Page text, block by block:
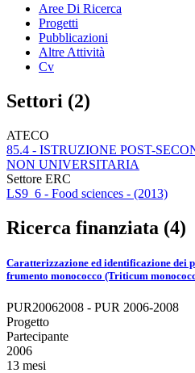
Aree Di Ricerca
Progetti
Pubblicazioni
Altre Attività
Cv
Settori (2)
ATECO
85.4 - ISTRUZIONE POST-
NON UNIVERSITARIA
Settore ERC
LS9_6 - Food sciences - (2013)
Ricerca finanziata (4)
Caratterizzazione ed identificazione dei
frumento monococco (Triticum
PUR20062008 - PUR 2006-2008
Progetto
Partecipante
2006
13 mesi